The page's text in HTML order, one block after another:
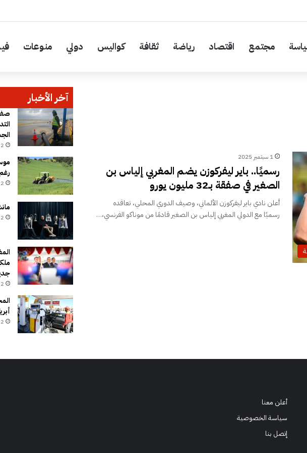
مجتمع اقتصاد رياضة ثقافة كواليس دولي منوعات
1 سبتمبر 2025
رسميًا.. باير ليفركوزن يضم المغربي إلياس بن
الصغير في صفقة بـ32 مليون يورو
أعلن نادي باير ليفركوزن الألماني، وصيف الدوري المحلي، تعاقده
رسميًا مع الدولي المغربي إلياس بن الصغير قادمًا من موناكو الفرنسي،…
آخر الأخبار
22
22
22
22
22
أعلن معنا
سياسة الخصوصية
إتصل بنا